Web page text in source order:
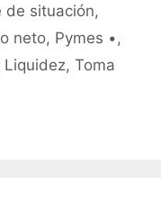
de situación,
neto, Pymes • ,
Liquidez, Toma